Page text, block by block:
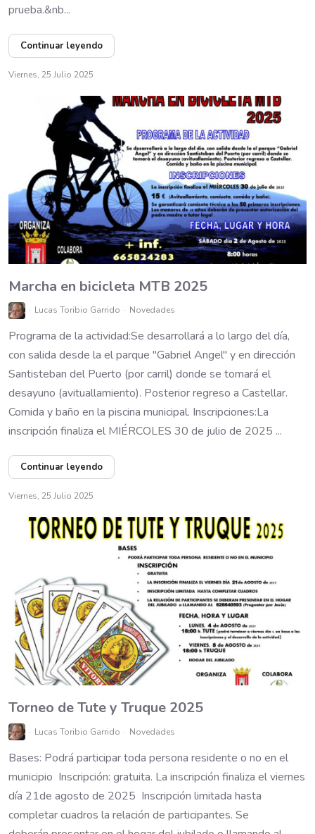
prueba.&nb...
Continuar leyendo
Viernes, 25 Julio 2025
Marcha en bicicleta MTB 2025
Lucas Toribio Garrido Novedades
Programa de la actividad:Se desarrollará a lo largo del día,
con salida desde la el parque "Gabriel Angel" y en dirección
Santisteban del Puerto (por carril) donde se tomará el
desayuno (avituallamiento). Posterior regreso a Castellar.
Comida y baño en la piscina municipal. Inscripciones:La
inscripción finaliza el MIÉRCOLES 30 de julio de 2025 ...
Continuar leyendo
Viernes, 25 Julio 2025
Torneo de Tute y Truque 2025
Lucas Toribio Garrido Novedades
Bases: Podrá participar toda persona residente o no en el
municipio Inscripción: gratuita. La inscripción finaliza el viernes
día 21de agosto de 2025 Inscripción limitada hasta
completar cuadros la relación de participantes. Se